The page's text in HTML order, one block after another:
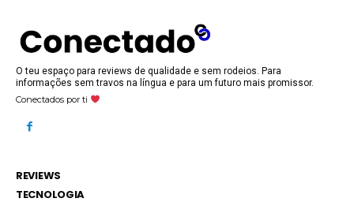
O teu espaço para reviews de qualidade e sem rodeios. Para
informações sem travos na língua e para um futuro mais promissor.
Conectados por ti
REVIEWS
TECNOLOGIA